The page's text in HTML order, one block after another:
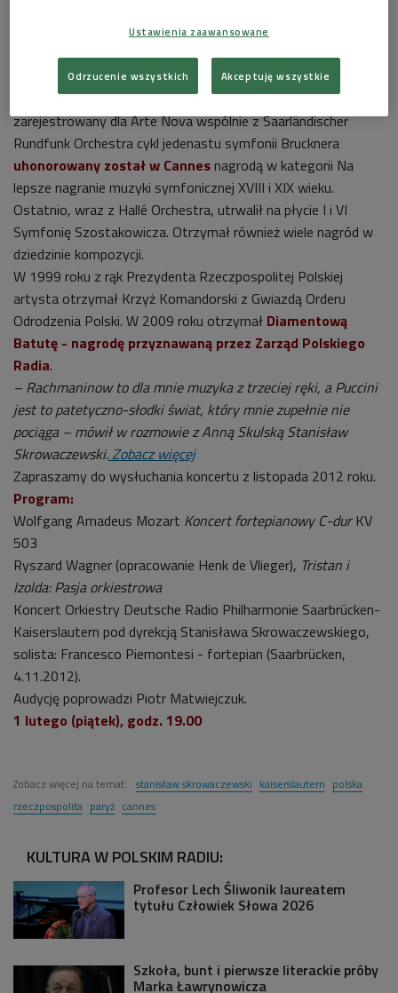
przez 19 lat. W latach 1984-91 był I dyrygentem Hallé
Orchestra w Manchester.
Za interpretacje symfonii Brucknera otrzymałZłoty Medal
Towarzystwa Mahlerowsko-Brucknerowskiego.W 2002
zarejestrowany dla Arte Nova wspólnie z Saarländischer
Rundfunk Orchestra cykl jedenastu symfonii Brucknera
uhonorowany został w Cannes nagrodą w kategorii Na
lepsze nagranie muzyki symfonicznej XVIII i XIX wieku.
Ostatnio, wraz z Hallé Orchestra, utrwalił na płycie I i VI
Symfonię Szostakowicza. Otrzymał również wiele nagród w
dziedzinie kompozycji.
W 1999 roku z rąk Prezydenta Rzeczpospolitej Polskiej
artysta otrzymał Krzyż Komandorski z Gwiazdą Orderu
Odrodzenia Polski. W 2009 roku otrzymał Diamentową
Batutę - nagrodę przyznawaną przez Zarząd Polskiego
Radia.
– Rachmaninow to dla mnie muzyka z trzeciej ręki, a Puccini
jest to patetyczno-słodki świat, który mnie zupełnie nie
pociąga – mówił w rozmowie z Anną Skulską Stanisław
Skrowaczewski.Zobacz więcej
Zapraszamy do wysłuchania koncertu z listopada 2012 roku.
Program:
Wolfgang Amadeus Mozart Koncert fortepianowy C-durKV
503
Ryszard Wagner (opracowanie Henk de Vlieger), Tristan i
Izolda: Pasja orkiestrowa
Koncert Orkiestry Deutsche Radio Philharmonie Saarbrücken-
Kaiserslautern pod dyrekcją Stanisława Skrowaczewskiego,
solista: Francesco Piemontesi - fortepian (Saarbrücken,
4.11.2012).
Audycję poprowadzi Piotr Matwiejczuk.
1 lutego (piątek), godz. 19.00
Zobacz więcej na temat: stanisław skrowaczewski kaiserslautern polska
rzeczpospolita paryż cannes
KULTURA W POLSKIM RADIU:
Profesor Lech Śliwonik laureatem
tytułu Człowiek Słowa 2026
Szkoła, bunt i pierwsze literackie próby
Marka Ławrynowicza
Ustawienia zaawansowane
Odrzucenie wszystkich Akceptuję wszystkie